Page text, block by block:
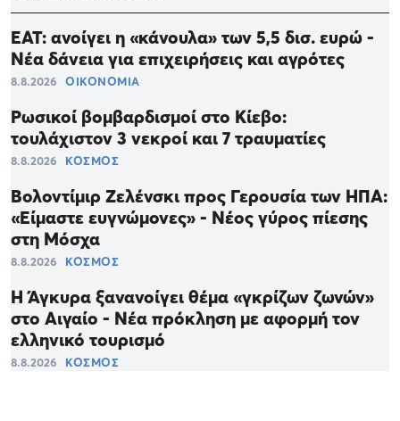
ΕΑΤ: ανοίγει η «κάνουλα» των 5,5 δισ. ευρώ -
Νέα δάνεια για επιχειρήσεις και αγρότες
8.8.2026 ΟΙΚΟΝΟΜΙΑ
Ρωσικοί βομβαρδισμοί στο Κίεβο:
τουλάχιστον 3 νεκροί και 7 τραυματίες
8.8.2026 ΚΟΣΜΟΣ
Βολοντίμιρ Ζελένσκι προς Γερουσία των ΗΠΑ:
«Είμαστε ευγνώμονες» - Νέος γύρος πίεσης
στη Μόσχα
8.8.2026 ΚΟΣΜΟΣ
Η Άγκυρα ξανανοίγει θέμα «γκρίζων ζωνών»
στο Αιγαίο - Νέα πρόκληση με αφορμή τον
ελληνικό τουρισμό
8.8.2026 ΚΟΣΜΟΣ